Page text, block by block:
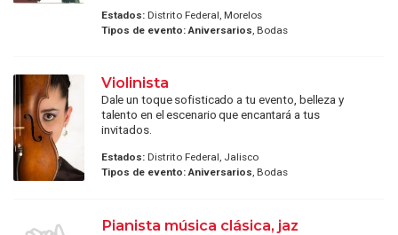
Estados:Distrito Federal, Morelos
Tipos de evento: Aniversarios, Bodas
Violinista
Dale un toque sofisticado a tu evento, belleza y
talento en el escenario que encantará a tus
invitados.
Estados:Distrito Federal, Jalisco
Tipos de evento: Aniversarios, Bodas
Pianista música clásica, jaz